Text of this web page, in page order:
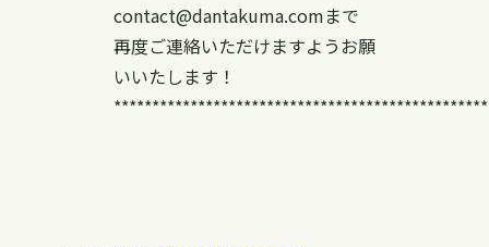
contact@dantakuma.comまで
再度ご連絡いただけますようお願
いいたします！